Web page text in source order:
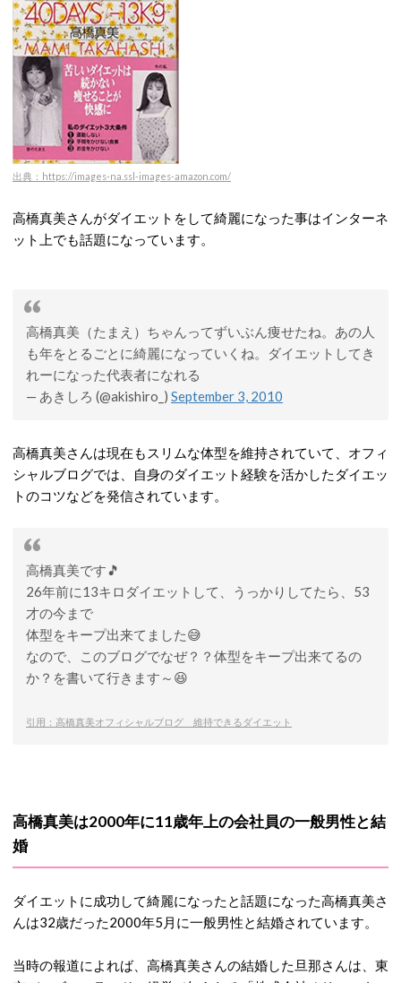
出典：https://images-na.ssl-images-amazon.com/
高橋真美さんがダイエットをして綺麗になった事はインターネ
ット上でも話題になっています。
高橋真美（たまえ）ちゃんってずいぶん痩せたね。あの人
も年をとるごとに綺麗になっていくね。ダイエットしてき
れーになった代表者になれる
— あきしろ (@akishiro_) September 3, 2010
高橋真美さんは現在もスリムな体型を維持されていて、オフィ
シャルブログでは、自身のダイエット経験を活かしたダイエッ
トのコツなどを発信されています。
高橋真美です🎵
26年前に13キロダイエットして、うっかりしてたら、53
才の今まで
体型をキープ出来てました😅
なので、このブログでなぜ？？体型をキープ出来てるの
か？を書いて行きます～😆
引用：高橋真美オフィシャルブログ 維持できるダイエット
高橋真美は2000年に11歳年上の会社員の一般男性と結
婚
ダイエットに成功して綺麗になったと話題になった高橋真美さ
んは32歳だった2000年5月に一般男性と結婚されています。
当時の報道によれば、高橋真美さんの結婚した旦那さんは、東